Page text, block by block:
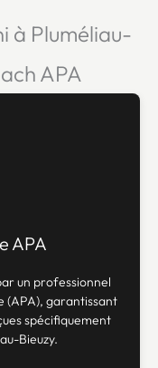
à Pluméliau-
APA
APA
un professionnel
(APA), garantissant
spécifiquement
Bieuzy.